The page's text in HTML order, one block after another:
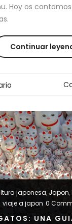
Hoy os
Continuar
japonesa, Japon,
viaje a japon 0
UNA